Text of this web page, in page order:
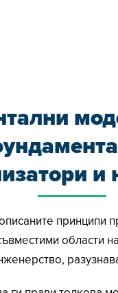
и
принципи
области